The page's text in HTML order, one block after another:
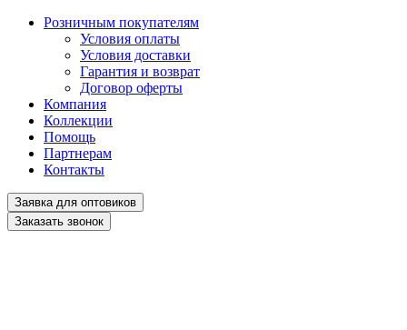
Розничным покупателям
Условия оплаты
Условия доставки
Гарантия и возврат
Договор оферты
Компания
Коллекции
Помощь
Партнерам
Контакты
Заявка для оптовиков
Заказать звонок